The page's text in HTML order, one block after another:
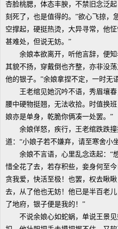
杏脸桃腮，体态丰腴，不禁旧念泛
刻死了，也是值得的。”欲心飞掠，
空撑起，硬挺热烫，大异寻常，他
甚难处，但说无妨。”
余娘本欲离开，听他言辞，便知
其貌不扬，穿戴倒也齐整，亦非没
他的银子。”余娘拿捏不定，一时无语
王老绾见她沉吟不语，秀眉壤春
腰中硬物挺翘，无法收拾。时值换
娘亦是单身，乾脆你俩凑一处罢。”
余娘佯怒，疾行，王老绾跌跌撞
道：“小娘子若不嫌弃，请至寒舍小
余娘不言语，心里乱念迭起：“想
惜全花了去，若存积些，妾身何至
贪我爱，快活至极！也罢，权去瞅
去，从了他也无妨！他已是半百老
了地府，银子便是我的！”
不说余娘心如蛇蜗，单说王景见